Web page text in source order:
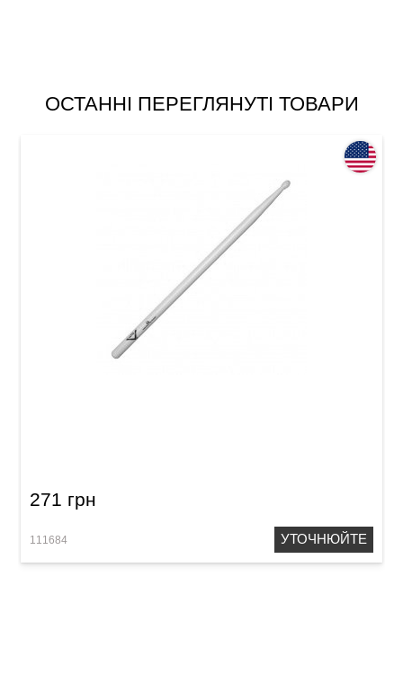
ОСТАННІ ПЕРЕГЛЯНУТІ ТОВАРИ
271 грн
111684 УТОЧНЮЙТЕ